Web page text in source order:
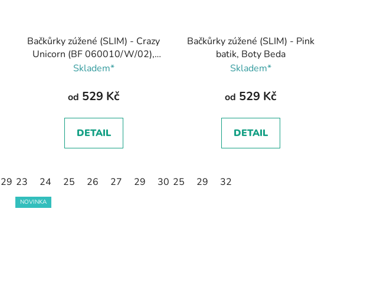
29 30 31 32
Bačkůrky zúžené (SLIM) - Crazy
Unicorn (BF 060010/W/02),
Boty Beda
Skladem*
od 529 Kč
DETAIL
23 24 25 26 27 29 30 31 32
Bačkůrky zúžené (SLIM) - Pink
batik, Boty Beda
Skladem*
od 529 Kč
DETAIL
25 29 32
NOVINKA